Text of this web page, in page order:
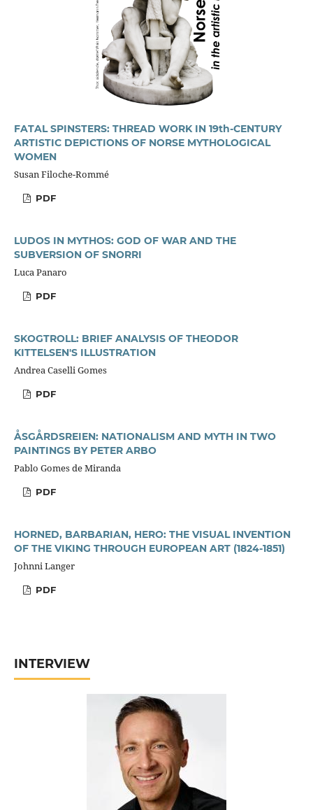
FATAL SPINSTERS: THREAD WORK IN 19th-CENTURY
ARTISTIC DEPICTIONS OF NORSE MYTHOLOGICAL
WOMEN
Susan Filoche-Rommé
PDF
LUDOS IN MYTHOS: GOD OF WAR AND THE
SUBVERSION OF SNORRI
Luca Panaro
PDF
SKOGTROLL: BRIEF ANALYSIS OF THEODOR
KITTELSEN'S ILLUSTRATION
Andrea Caselli Gomes
PDF
ÅSGÅRDSREIEN: NATIONALISM AND MYTH IN TWO
PAINTINGS BY PETER ARBO
Pablo Gomes de Miranda
PDF
HORNED, BARBARIAN, HERO: THE VISUAL INVENTION
OF THE VIKING THROUGH EUROPEAN ART (1824-1851)
Johnni Langer
PDF
INTERVIEW